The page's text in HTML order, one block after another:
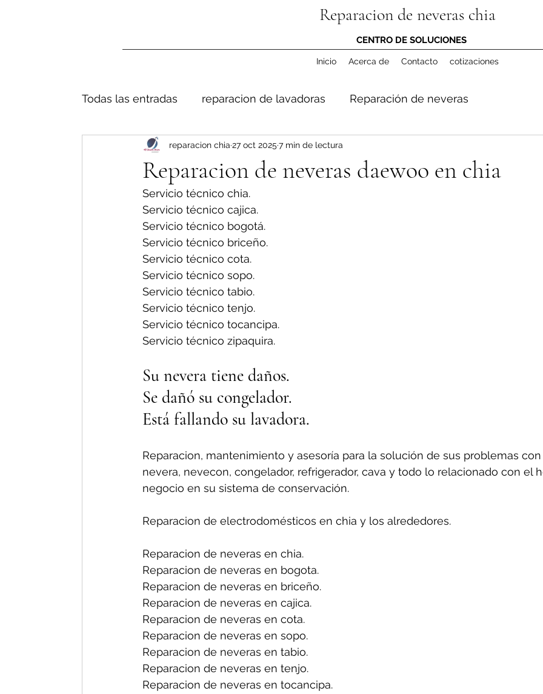
Reparacion de neveras chia
CENTRO DE SOLUCIONES
Inicio Acerca de Contacto cotizaciones
Todas las entradas reparacion de lavadoras Reparación de neveras
Reparacion de neveras daewoo en chia
reparacion chia 27 oct 2025 7 min de lectura
Servicio técnico chia.
Servicio técnico cajica.
Servicio técnico bogotá.
Servicio técnico briceño.
Servicio técnico cota.
Servicio técnico sopo.
Servicio técnico tabio.
Servicio técnico tenjo.
Servicio técnico tocancipa.
Servicio técnico zipaquira.
Su nevera tiene daños.
Se dañó su congelador.
Está fallando su lavadora.
Reparacion, mantenimiento y asesoría para la solución de sus problemas
nevera, nevecon, congelador, refrigerador, cava y todo lo relacionado con el
negocio en su sistema de conservación.
Reparacion de electrodomésticos en chia y los alrededores.
Reparacion de neveras en chia.
Reparacion de neveras en bogota.
Reparacion de neveras en briceño.
Reparacion de neveras en cajica.
Reparacion de neveras en cota.
Reparacion de neveras en sopo.
Reparacion de neveras en tabio.
Reparacion de neveras en tenjo.
Reparacion de neveras en tocancipa.